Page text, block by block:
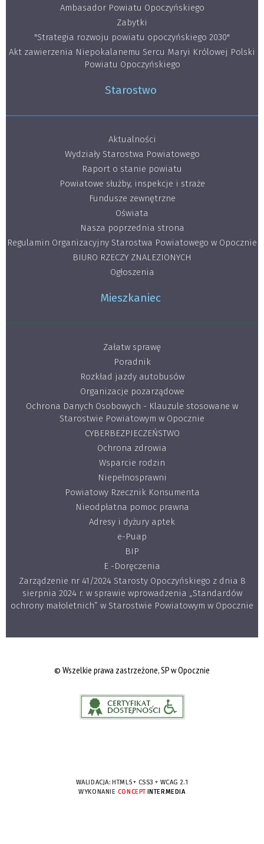
Ambasador Powiatu Opoczyńskiego
Zabytki
"Strategia rozwoju powiatu opoczyńskiego 2030"
Akt zawierzenia Niepokalanemu Sercu Maryi Królowej Polski
Powiatu Opoczyńskiego
Starostwo
Aktualności
Wydziały Starostwa Powiatowego
Raport o stanie powiatu
Powiatowe służby, inspekcje i straże
Fundusze zewnętrzne
Oświata
Nasza poprzednia strona
Regulamin Organizacyjny Starostwa Powiatowego w Opocznie
BIURO RZECZY ZNALEZIONYCH
Ogłoszenia
Mieszkaniec
Załatw sprawę
Poradnik
Rozkład jazdy autobusów
Organizacje pozarządowe
Ochrona Danych Osobowych - Klauzule stosowane w
Starostwie Powiatowym w Opocznie
CYBERBEZPIECZEŃSTWO
Ochrona zdrowia
Wsparcie rodzin
Niepełnosprawni
Powiatowy Rzecznik Konsumenta
Nieodpłatna pomoc prawna
Adresy i dyżury aptek
e-Puap
BIP
E -Doręczenia
Zarządzenie nr 41/2024 Starosty Opoczyńskiego z dnia 8
sierpnia 2024 r. w sprawie wprowadzenia „Standardów
ochrony małoletnich” w Starostwie Powiatowym w Opocznie
© Wszelkie prawa zastrzeżone, SP w Opocznie
WALIDACJA: HTML5+ CSS3 + WCAG 2.1
WYKONANIE CONCEPT INTERMEDIA